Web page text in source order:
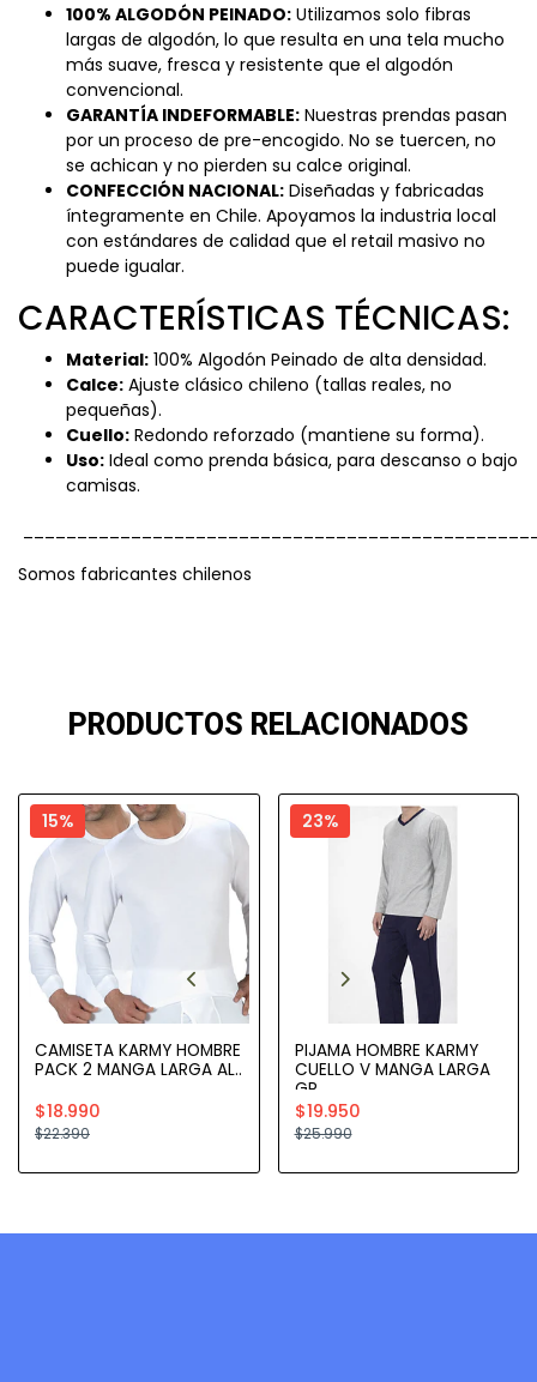
100% ALGODÓN PEINADO: Utilizamos solo fibras
largas de algodón, lo que resulta en una tela mucho
más suave, fresca y resistente que el algodón
convencional.
GARANTÍA INDEFORMABLE: Nuestras prendas pasan
por un proceso de pre-encogido. No se tuercen, no
se achican y no pierden su calce original.
CONFECCIÓN NACIONAL: Diseñadas y fabricadas
íntegramente en Chile. Apoyamos la industria local
con estándares de calidad que el retail masivo no
puede igualar.
CARACTERÍSTICAS TÉCNICAS:
Material: 100% Algodón Peinado de alta densidad.
Calce: Ajuste clásico chileno (tallas reales, no
pequeñas).
Cuello: Redondo reforzado (mantiene su forma).
Uso: Ideal como prenda básica, para descanso o bajo
camisas.
Somos fabricantes chilenos
PRODUCTOS RELACIONADOS
15%
CAMISETA KARMY HOMBRE
PACK 2 MANGA LARGA AL..
$18.990
$22.390
23%
PIJAMA HOMBRE KARMY
CUELLO V MANGA LARGA
GR..
$19.950
$25.990